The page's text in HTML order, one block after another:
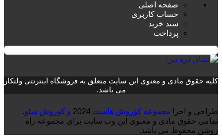
صفحه اصلی
حساب کاربری
سبد خرید
پرداخت
کلیه حقوق مادی و معنوی این سایت متعلق به فروشگاه اینترنتی ولتکار
می باشد.
طراحی و اجرا مجموعه کوروش هاست 2024 و کوروش سئو.
تمامی حقوق مادی و معنوی این وب سایت برای مجموعه راه
روشن محفوظ می باشد.